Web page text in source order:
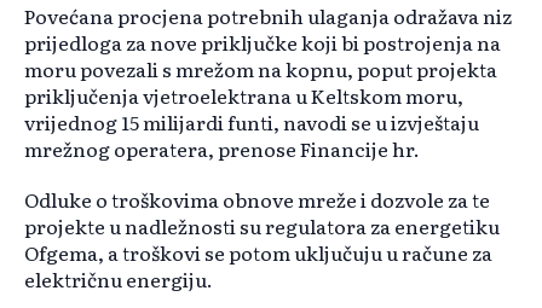
Povećana procjena potrebnih ulaganja odražava niz
prijedloga za nove priključke koji bi postrojenja na
moru povezali s mrežom na kopnu, poput projekta
priključenja vjetroelektrana u Keltskom moru,
vrijednog 15 milijardi funti, navodi se u izvještaju
mrežnog operatera, prenose Financije hr.
Odluke o troškovima obnove mreže i dozvole za te
projekte u nadležnosti su regulatora za energetiku
Ofgema, a troškovi se potom uključuju u račune za
električnu energiju.